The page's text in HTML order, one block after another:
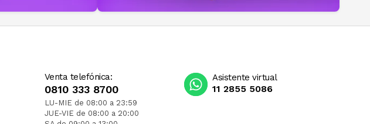
Venta telefónica:
0810 333 8700
LU-MIE de 08:00 a 23:59
JUE-VIE de 08:00 a 20:00
Asistente virtual
11 2855 5086